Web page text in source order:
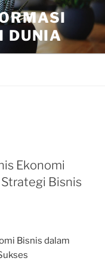
DUNIA
Ekonomi
Bisnis
Bisnis dalam